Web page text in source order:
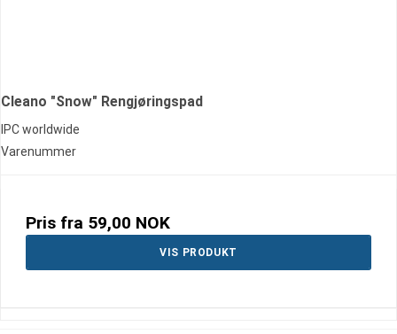
Cleano "Snow" Rengjøringspad
IPC worldwide
Varenummer
Pris fra 59,00 NOK
VIS PRODUKT